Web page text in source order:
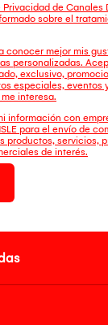
de Canales
sobre el
conocer mejor mis
personalizadas.
exclusivo,
especiales, eventos
interesa.
información con
para el envío de
productos, servicios,
de interés.